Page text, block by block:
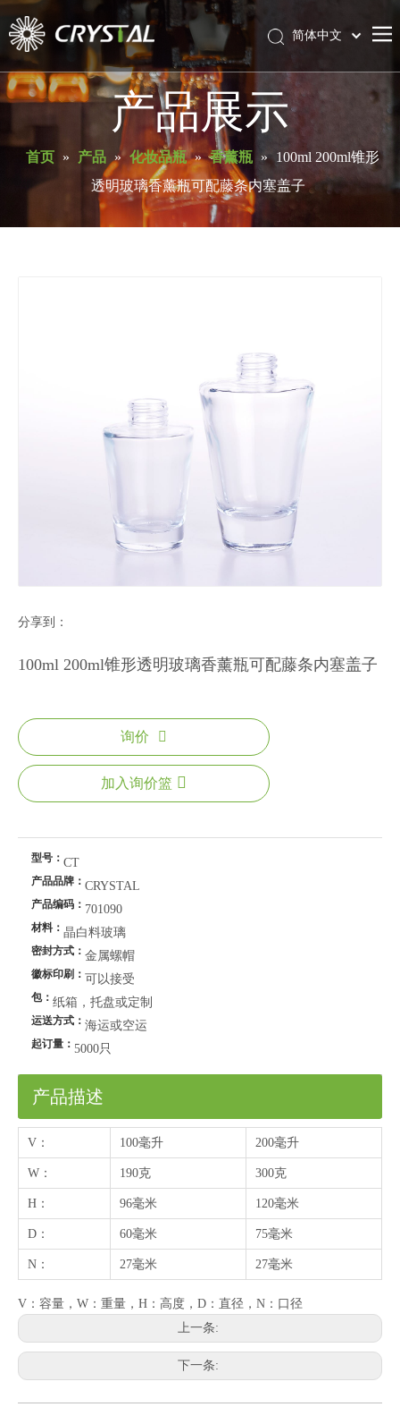
首页
产品
服务与支持
简体中文
产品展示
首页 » 产品 » 化妆品瓶 » 香薰瓶 » 100ml 200ml锥形
透明玻璃香薰瓶可配藤条内塞盖子
分享到：
100ml 200ml锥形透明玻璃香薰瓶可配藤条内塞盖子
询价
加入询价篮
型号： CT
产品品牌： CRYSTAL
产品编码： 701090
材料： 晶白料玻璃
密封方式： 金属螺帽
徽标印刷： 可以接受
包： 纸箱，托盘或定制
运送方式： 海运或空运
起订量： 5000只
产品描述
V： 100毫升 200毫升
W： 190克 300克
H： 96毫米 120毫米
D： 60毫米 75毫米
N： 27毫米 27毫米
V：容量，W：重量，H：高度，D：直径，N：口径
上一条:
下一条: